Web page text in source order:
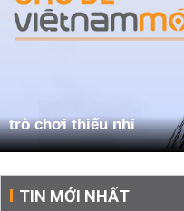
trò chơi thiếu nhi
TIN MỚI NHẤT